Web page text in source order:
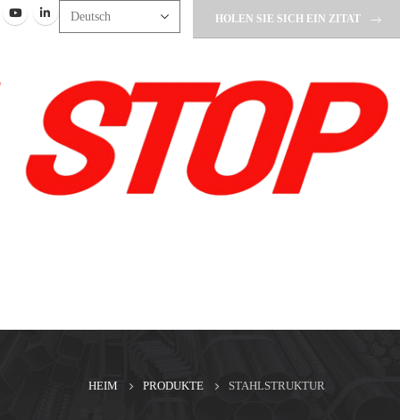
HOLEN SIE SICH EIN ZITAT
HEIM PRODUKTE STAHLSTRUKTUR